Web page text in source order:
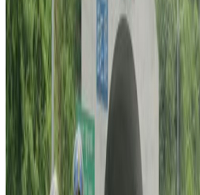
सहयोग संकलनका लागि गैरआवासिय नेपाली संघ
अष्ट्रेलिया, नेपलिज एशोसियसन अफ
नेपलिज कम्युनिटी सेन्टर (क्युएनसिसि) र
हुन् ।
आइतबार दिउसो समाजका प्रतिनिधीहरुले
पुगेर बिरामी अर्जुनलाई सहयोग संकलन बारे
क्रममा सहभागीहरुले सारा नेपाली एकजुट भएकाले
थिए ।